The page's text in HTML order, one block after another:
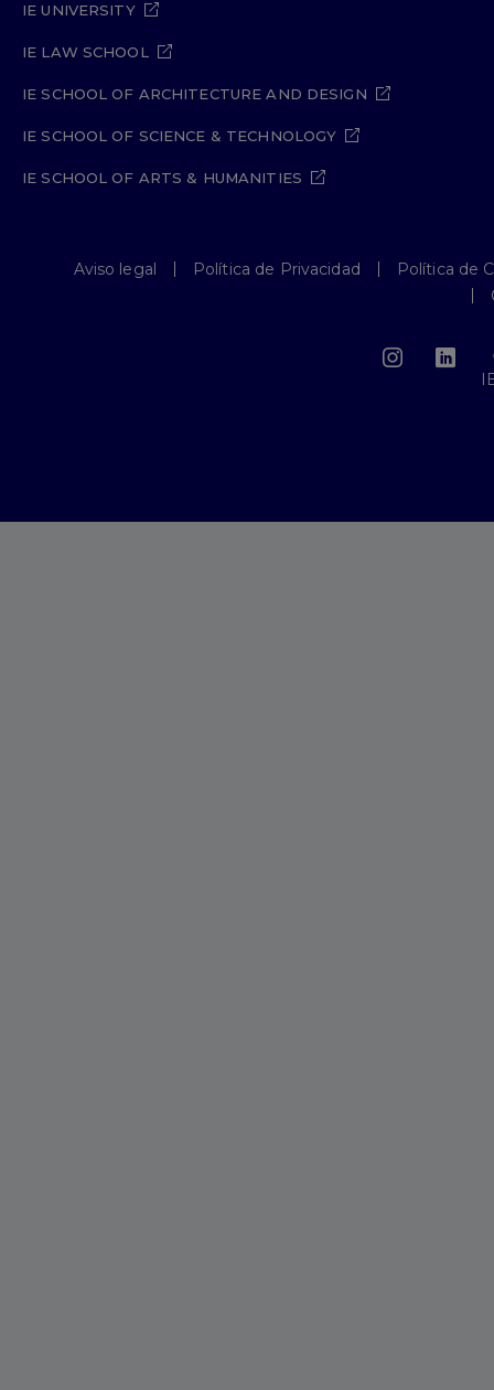
IE UNIVERSITY
IE LAW SCHOOL
IE SCHOOL OF ARCHITECTURE AND DESIGN
IE SCHOOL OF SCIENCE & TECHNOLOGY
IE SCHOOL OF ARTS & HUMANITIES
Aviso legal Política de Privacidad
Política de